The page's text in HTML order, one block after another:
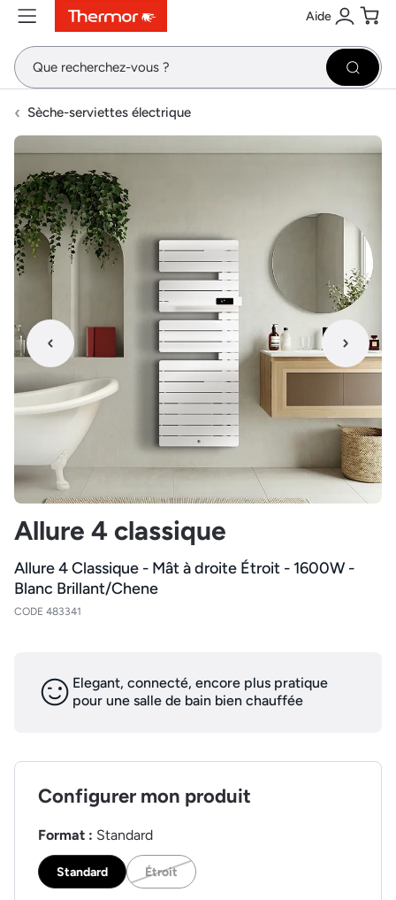
ContenuMenuRecherche Aide
Se
Sèche-serviettes électrique
Allure 4 classique
Allure 4 Classique - Mât à droite Étroit - 1600W -
Blanc Brillant/Chene
CODE 483341
Elegant, connecté, encore plus pratique
pour une salle de bain bien chauffée
Configurer mon produit
Format : Standard
Standard Étroit